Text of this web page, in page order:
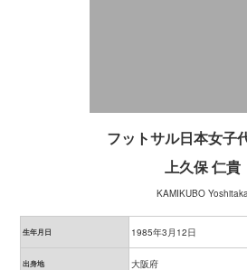
フットサル日本女子
上久保 仁貴
KAMIKUBO
生年月日 1985年3月12日
出身地 大阪府